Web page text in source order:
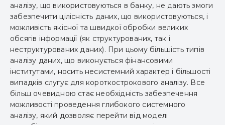
аналізу, що використовуються в банку, не дають змоги
забезпечити цілісність даних, що використовуються, і
можливість якісної та швидкої обробки великих
обсягів інформації (як структурованих, так і
неструктурованих даних). При цьому більшість типів
аналізу даних, що виконується фінансовими
інститутами, носить несистемний характер і більшості
випадків слугує для короткострокового аналізу. Все
більш очевидною стає необхідність забезпечення
можливості проведення глибокого системного
аналізу, який дозволяє перейти від моделі